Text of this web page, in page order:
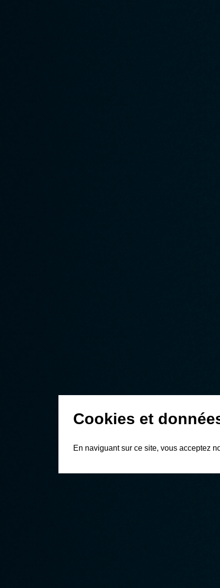
Cookies et
En naviguant sur ce site, vous acceptez